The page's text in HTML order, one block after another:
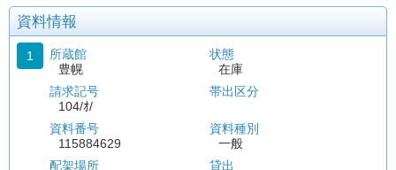
資料情報
1
所蔵館
豊幌
請求記号
104/ｵ/
資料番号
115884629
配架場所
状態
在庫
帯出区分
資料種別
一般
貸出